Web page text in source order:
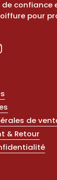
confiance
pour
de
& Retour